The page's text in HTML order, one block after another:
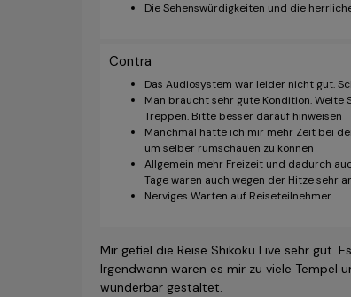
Die Sehenswürdigkeiten und die
Contra
Das Audiosystem war leider nicht gut.
Man braucht sehr gute Kondition. Weite
Treppen. Bitte besser darauf hinweisen
Manchmal hätte ich mir mehr Zeit bei
um selber rumschauen zu können
Allgemein mehr Freizeit und dadurch
Tage waren auch wegen der Hitze sehr
Nerviges Warten auf Reiseteilnehmer
Mir gefiel die Reise Shikoku Live sehr gut.
Irgendwann waren es mir zu viele Tempel
wunderbar gestaltet.